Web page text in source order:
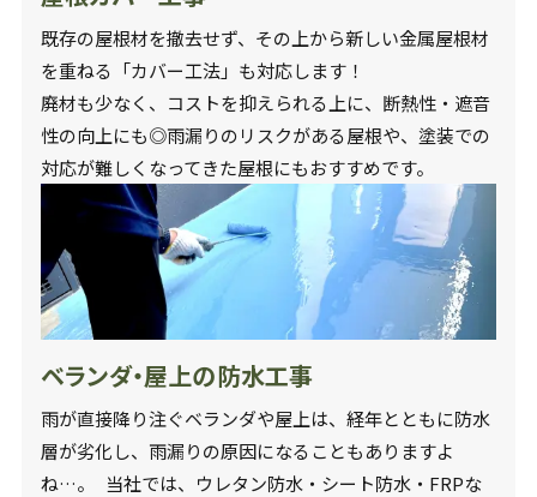
既存の屋根材を撤去せず、その上から新しい金属屋根材
を重ねる「カバー工法」も対応します！
廃材も少なく、コストを抑えられる上に、断熱性・遮音
性の向上にも◎雨漏りのリスクがある屋根や、塗装での
対応が難しくなってきた屋根にもおすすめです。
ベランダ・屋上の防水工事
雨が直接降り注ぐベランダや屋上は、経年とともに防水
層が劣化し、雨漏りの原因になることもありますよ
ね…。 当社では、ウレタン防水・シート防水・FRPな